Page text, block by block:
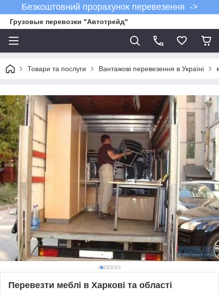
Безкоштовний прорахунок перевезення ->
Грузовые перевозки "Автотрейд"
Товари та послуги Вантажові перевезення в Україні
Перевезти меблі в Харкові та області